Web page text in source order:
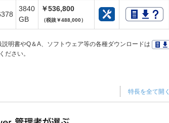
3840
GB
￥536,800
（税抜￥488,000）
明書やQ＆A、ソフトウェア等の各種ダウンロードは
ださい。
特長を全て開く